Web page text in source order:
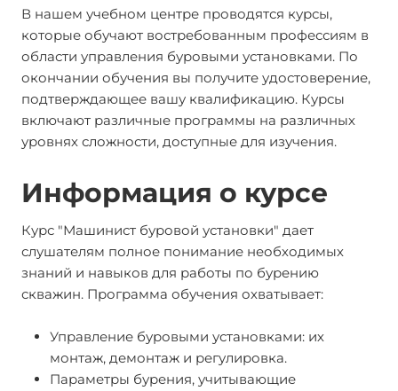
В нашем учебном центре проводятся курсы,
которые обучают востребованным профессиям в
области управления буровыми установками. По
окончании обучения вы получите удостоверение,
подтверждающее вашу квалификацию. Курсы
включают различные программы на различных
уровнях сложности, доступные для изучения.
Информация о курсе
Курс "Машинист буровой установки" дает
слушателям полное понимание необходимых
знаний и навыков для работы по бурению
скважин. Программа обучения охватывает:
Управление буровыми установками: их
монтаж, демонтаж и регулировка.
Параметры бурения, учитывающие